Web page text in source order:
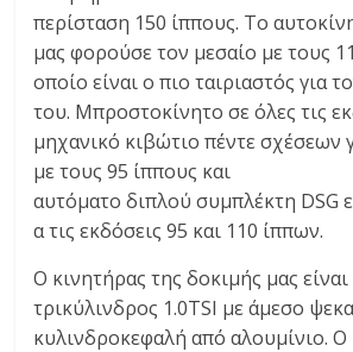
περίσταση 150 ίππους. Το
μας φορούσε τον μεσαίο με τους
οποίο είναι ο πιο ταιριαστός για
του. Μπροστοκίνητο σε όλες τις
μηχανικό κιβώτιο πέντε σχέσεων
με τους 95 ίππους και
αυτόματο διπλού συμπλέκτη DSG
α τις εκδόσεις 95 και 110 ίππων.
Ο κινητήρας της δοκιμής μας
τρικύλινδρος 1.0TSI με άμεσο
κυλινδροκεφαλή από αλουμίνιο. Ο